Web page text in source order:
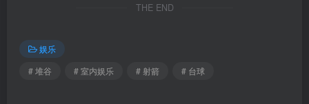
THE END
娱乐
# 堆谷
# 室内娱乐 # 射箭 # 台球